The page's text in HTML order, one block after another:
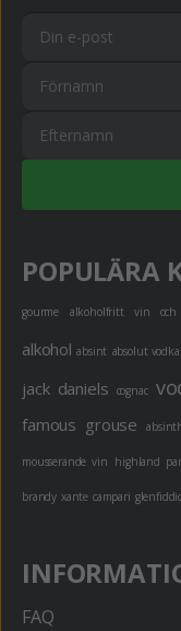
POPULÄRA
gourme alkoholfritt vin och
alkohol absint absolut vodka
jack daniels cognac
famous grouse
mousserande vin highland
brandy xante campari
FAQ